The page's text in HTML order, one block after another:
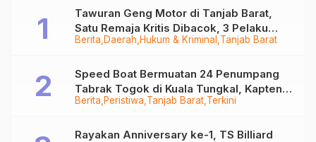
Berita Daerah Hukum & Kriminal Tanjab Barat
Tawuran Geng Motor di Tanjab Barat,
Satu Remaja Kritis Dibacok, 3 Pelaku
Ditangkap
Berita Peristiwa Tanjab Barat Terkini
Speed Boat Bermuatan 24 Penumpang
Tabrak Togok di Kuala Tungkal, Kapten
Sempat Hilang
Rayakan Anniversary ke-1, TS Billiard